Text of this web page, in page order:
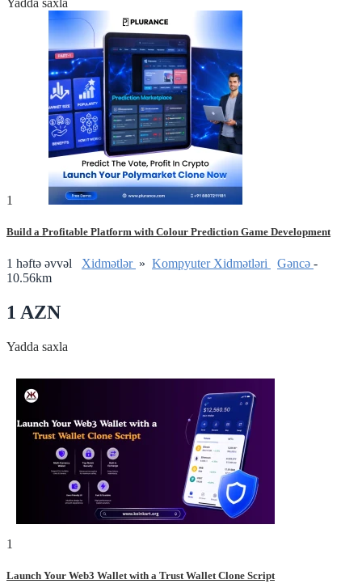
1
Build a Profitable Platform with Colour Prediction Game Development
1 həftə əvvəl Xidmətlər » Kompyuter Xidmətləri Gǝncǝ -
10.56km
1 AZN
Yadda saxla
1
Launch Your Web3 Wallet with a Trust Wallet Clone Script